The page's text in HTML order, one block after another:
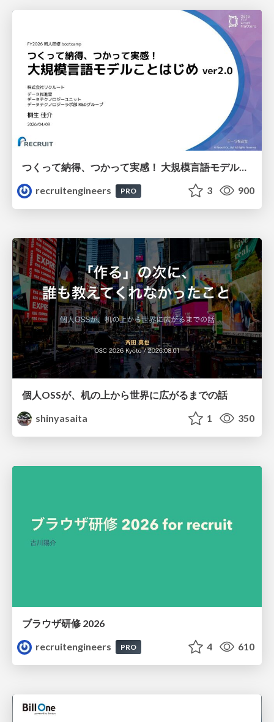
つくって納得、つかって実感！ 大規模言語モデルことはじめ ver2.0
recruitengineers
PRO 3 900
個人OSSが、机の上から世界に広がるまでの話
shinyasaita
1 350
ブラウザ研修 2026
recruitengineers
PRO 4 610